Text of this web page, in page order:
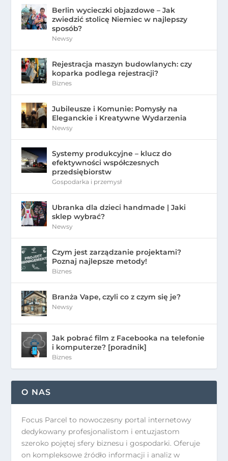
Berlin wycieczki objazdowe – Jak
zwiedzić stolicę Niemiec w najlepszy
sposób?
Newsy
Rejestracja maszyn budowlanych: czy
koparka podlega rejestracji?
Biznes
Jubileusze i Komunie: Pomysły na
Eleganckie i Kreatywne Wydarzenia
Newsy
Systemy produkcyjne – klucz do
efektywności współczesnych
przedsiębiorstw
Gospodarka i przemysł
Ubranka dla dzieci handmade | Jaki
sklep wybrać?
Newsy
Czym jest zarządzanie projektami?
Poznaj najlepsze metody!
Biznes
Branża Vape, czyli co z czym się je?
Newsy
Jak pobrać film z Facebooka na telefonie
i komputerze? [poradnik]
Biznes
O NAS
Focus Parcel to nowoczesny portal internetowy
dedykowany profesjonalistom i entuzjastom
szeroko pojętej sfery biznesu i gospodarki. Oferuje
on kompleksowe źródło informacji i analiz w